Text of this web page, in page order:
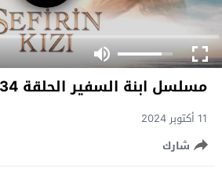
مسلسل ابنة السفير الحلقة 34
11 أكتوبر 2024
شارك